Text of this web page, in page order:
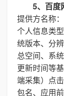
5、百度
提供方名称
个人信息类
统版本、分
总空间、系
更新时间等
端采集）点
包名、应用